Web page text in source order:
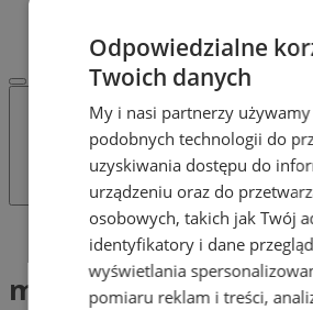
WSPÓŁPRACA
Tag: mitologia
mitologia (1)
Odpowiedzialne
Twoich danych
My i nasi partnerzy
podobnych technologii do
uzyskiwania dostępu do
urządzeniu oraz do
osobowych, takich jak Twój
identyfikatory i dane
wyświetlania
pomiaru reklam i treści,